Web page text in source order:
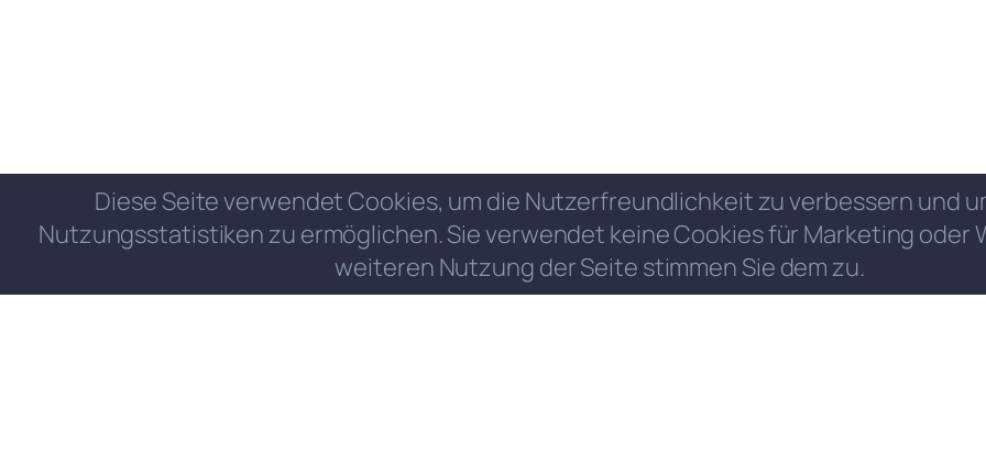
Diese Seite verwendet Cookies, um die Nutzerfreundlichkeit zu verbessern und
Nutzungsstatistiken zu ermöglichen. Sie verwendet keine Cookies für Marketing oder
weiteren Nutzung der Seite stimmen Sie dem zu.